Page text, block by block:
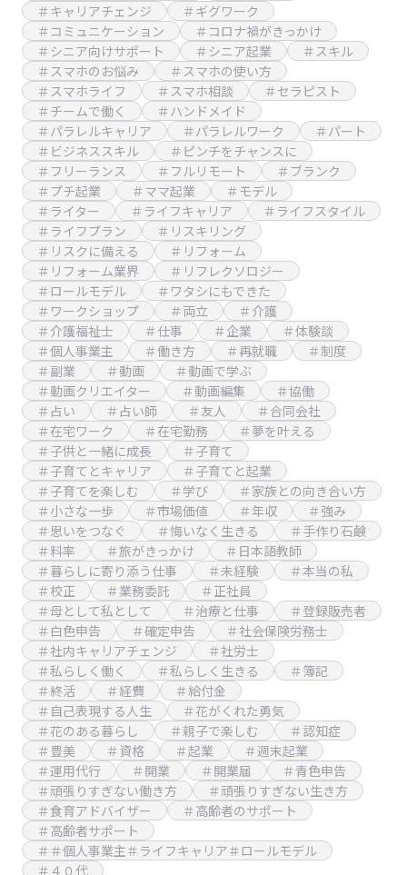
＃キャリアチェンジ
＃ギグワーク
＃コミュニケーション
＃コロナ禍がきっかけ
＃シニア向けサポート
＃シニア起業
＃スキル
＃スマホのお悩み
＃スマホの使い方
＃スマホライフ
＃スマホ相談
＃セラピスト
＃チームで働く
＃ハンドメイド
＃パラレルキャリア
＃パラレルワーク
＃パート
＃ビジネススキル
＃ピンチをチャンスに
＃フリーランス
＃フルリモート
＃ブランク
＃プチ起業
＃ママ起業
＃モデル
＃ライター
＃ライフキャリア
＃ライフスタイル
＃ライフプラン
＃リスキリング
＃リスクに備える
＃リフォーム
＃リフォーム業界
＃リフレクソロジー
＃ロールモデル
＃ワタシにもできた
＃ワークショップ
＃両立
＃介護
＃介護福祉士
＃仕事 ＃企業
＃体験談
＃個人事業主
＃働き方 ＃再就職
＃制度
＃副業
＃動画
＃動画で学ぶ
＃動画クリエイター
＃動画編集
＃協働
＃占い
＃占い師 ＃友人
＃合同会社
＃在宅ワーク
＃在宅勤務
＃夢を叶える
＃子供と一緒に成長
＃子育て
＃子育てとキャリア
＃子育てと起業
＃子育てを楽しむ
＃学び
＃家族との向き合い方
＃小さな一歩
＃市場価値 ＃年収
＃強み
＃思いをつなぐ
＃悔いなく生きる
＃手作り石鹸
＃料率
＃旅がきっかけ
＃日本語教師
＃暮らしに寄り添う仕事
＃未経験
＃本当の私
＃校正
＃業務委託
＃正社員
＃母として私として
＃治療と仕事
＃登録販売者
＃白色申告
＃確定申告
＃社会保険労務士
＃社内キャリアチェンジ
＃社労士
＃私らしく働く
＃私らしく生きる
＃簿記
＃終活
＃経費
＃給付金
＃自己表現する人生
＃花がくれた勇気
＃花のある暮らし
＃親子で楽しむ
＃認知症
＃豊美
＃資格 ＃起業
＃週末起業
＃運用代行
＃開業 ＃開業届
＃青色申告
＃頑張りすぎない働き方
＃頑張りすぎない生き方
＃食育アドバイザー
＃高齢者のサポート
＃高齢者サポート
＃＃個人事業主＃ライフキャリア＃ロールモデル
＃４０代